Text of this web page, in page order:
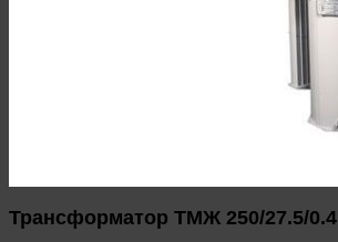
Трансформатор ТМЖ 250/27.5/0.4